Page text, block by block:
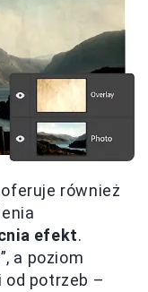
również
efekt.
a poziom
od potrzeb –